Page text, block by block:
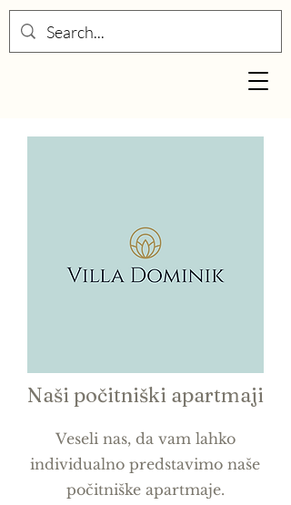
Naši počitniški apartmaji
Veseli nas, da vam lahko
individualno predstavimo naše
počitniške apartmaje.